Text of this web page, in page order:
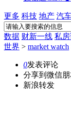
更多 科技 地产 汽
数据 财新一线 私
世界 > market watch
0发表评论
分享到微信朋
新浪转发